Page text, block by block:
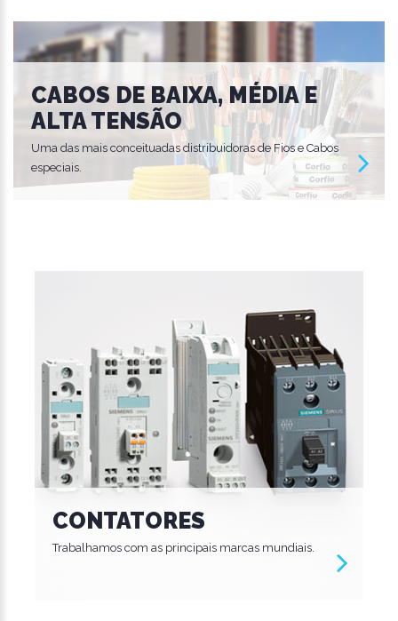
CABOS DE BAIXA, MÉDIA E
ALTA TENSÃO
Uma das mais conceituadas distribuidoras de Fios e Cabos
especiais.
CONTATORES
Trabalhamos com as principais marcas mundiais.